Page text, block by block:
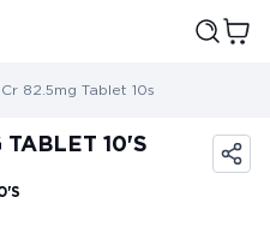
82.5mg Tablet 10s
TABLET 10'S